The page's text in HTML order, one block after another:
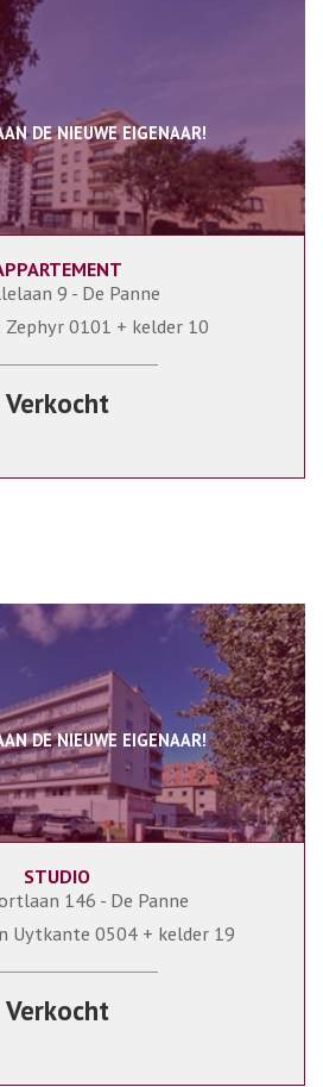
DE NIEUWE EIGENAAR!
m² 2
9 - De Panne
Zephyr 0101 + kelder 10
Verkocht
DE NIEUWE EIGENAAR!
50 m²
STUDIO
146 - De Panne
Uytkante 0504 + kelder 19
Verkocht